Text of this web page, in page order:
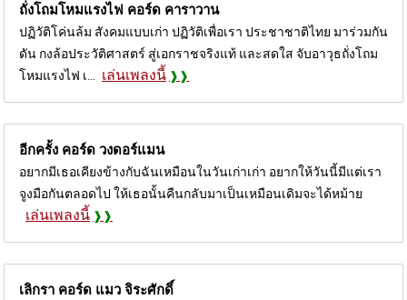
ถั่งโถมโหมแรงไฟ คอร์ด คาราวาน
ปฏิวัติโค่นล้ม สังคมแบบเก่า ปฏิวัติเพื่อเรา ประชาชาติไทย มาร่วมกัน
ดัน กงล้อประวัติศาสตร์ สู่เอกราชจริงแท้ และสดใส จับอาวุธถั่งโถม
โหมแรงไฟ เ...
เล่นเพลงนี้
อีกครั้ง คอร์ด วงดอร์แมน
อยากมีเธอเคียงข้างกับฉันเหมือนในวันเก่าเก่า อยากให้วันนี้มีแต่เรา
จูงมือกันตลอดไป ให้เธอนั้นคืนกลับมาเป็นเหมือนเดิมจะได้หม้าย
เล่นเพลงนี้
เลิกรา คอร์ด แมว จิระศักดิ์